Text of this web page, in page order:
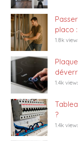
placo
1.8k
1.4k
?
1.4k